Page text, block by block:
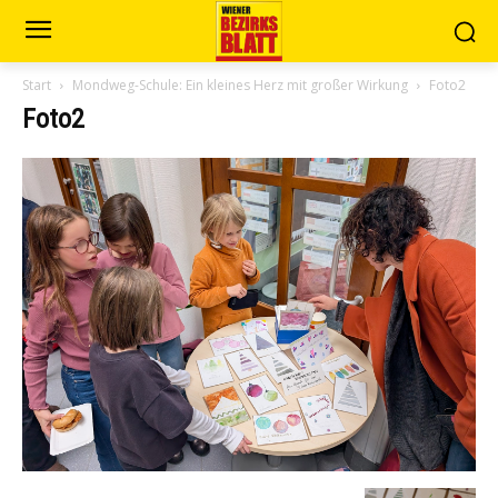
Start Mondweg-Schule: Ein kleines Herz mit großer Wirkung Foto2
Foto2